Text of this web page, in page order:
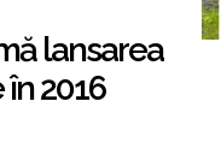
lansarea
2016